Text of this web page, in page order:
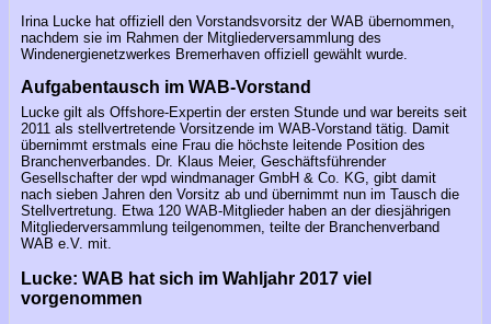
Irina Lucke hat offiziell den Vorstandsvorsitz der WAB übernommen,
nachdem sie im Rahmen der Mitgliederversammlung des
Windenergienetzwerkes Bremerhaven offiziell gewählt wurde.
Aufgabentausch im WAB-Vorstand
Lucke gilt als Offshore-Expertin der ersten Stunde und war bereits seit
2011 als stellvertretende Vorsitzende im WAB-Vorstand tätig. Damit
übernimmt erstmals eine Frau die höchste leitende Position des
Branchenverbandes. Dr. Klaus Meier, Geschäftsführender
Gesellschafter der wpd windmanager GmbH & Co. KG, gibt damit
nach sieben Jahren den Vorsitz ab und übernimmt nun im Tausch die
Stellvertretung. Etwa 120 WAB-Mitglieder haben an der diesjährigen
Mitgliederversammlung teilgenommen, teilte der Branchenverband
WAB e.V. mit.
Lucke: WAB hat sich im Wahljahr 2017 viel
vorgenommen